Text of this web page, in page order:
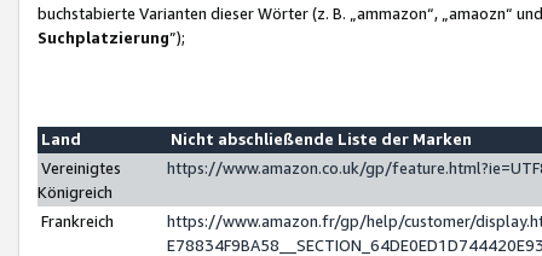
buchstabierte Varianten dieser Wörter (z. B. „ammazon“, „amaozn“
Suchplatzierung”);
Land
Nicht abschließende Liste der Marken
Vereinigtes
Königreich
https://www.amazon.co.uk/gp/
Frankreich
https://www.amazon.fr/gp/help/customer/